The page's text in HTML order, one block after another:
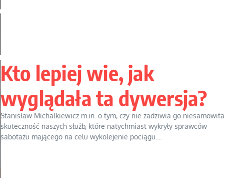
Kto lepiej wie, jak
wyglądała ta dywersja?
Stanisław Michalkiewicz m.in. o tym, czy nie zadziwia go niesamowita
skuteczność naszych służb, które natychmiast wykryły sprawców
sabotażu mającego na celu wykolejenie pociągu....